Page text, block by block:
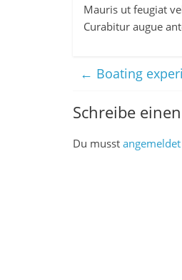
Mauris ut feugiat
Curabitur augue
← Boating
Schreibe
Du musst angemeldet